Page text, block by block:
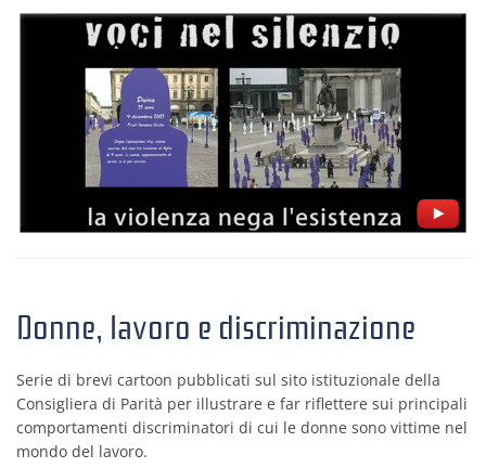
Donne, lavoro e discriminazione
Serie di brevi cartoon pubblicati sul sito istituzionale della
Consigliera di Parità per illustrare e far riflettere sui principali
comportamenti discriminatori di cui le donne sono vittime nel
mondo del lavoro.